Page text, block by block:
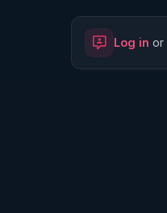
http://rgnr.li/
Log in or